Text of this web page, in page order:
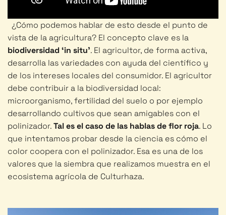
¿Cómo podemos hablar de esto desde el punto de
vista de la agricultura? El concepto clave es la
biodiversidad ‘in situ’. El agricultor, de forma activa,
desarrolla las variedades con ayuda del científico y
de los intereses locales del consumidor. El agricultor
debe contribuir a la biodiversidad local:
microorganismo, fertilidad del suelo o por ejemplo
desarrollando cultivos que sean amigables con el
polinizador.Tal es el caso de las hablas de flor roja. Lo
que intentamos probar desde la ciencia es cómo el
color coopera con el polinizador. Esa es una de los
valores que la siembra que realizamos muestra en el
ecosistema agrícola de Culturhaza.